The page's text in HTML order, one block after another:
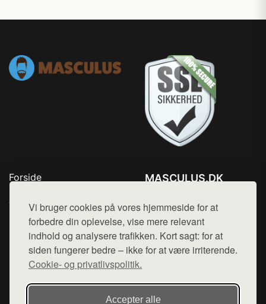
Vi bruger cookies på vores hjemmeside for at
forbedre din oplevelse, vise mere relevant
indhold og analysere trafikken. Kort sagt: for at
siden fungerer bedre – ikke for at være irriterende.
Cookie- og privatlivspolitik.
Accepter alle
Forside
Top Rabatter
Kontakt
MASCULUS.DK
Mail: hej@want.dk
Cookie- og privatlivspolitik
Denne side er en del af want.dk, der udgiver en række